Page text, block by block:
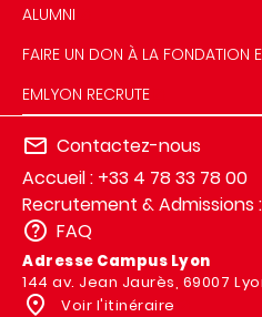
ALUMNI
FAIRE UN DON À LA FONDATION
EMLYON RECRUTE
Contactez-nous
Accueil : +33 4 78 33 78 00
Recrutement & Admissions
FAQ
Adresse Campus Lyon
144 av. Jean Jaurès, 69007
Voir l'itinéraire